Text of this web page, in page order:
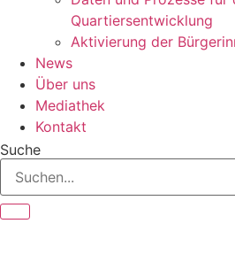
Quartiersentwicklung
Aktivierung der
News
Über uns
Mediathek
Kontakt
Suche